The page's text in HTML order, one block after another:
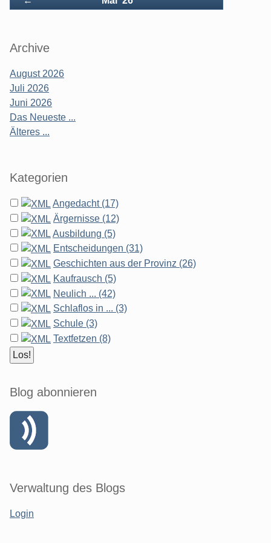
Archive
August 2026
Juli 2026
Juni 2026
Das Neueste ...
Älteres ...
Kategorien
Angedacht (17)
Ärgernisse (12)
Ausbildung (5)
Entscheidungen (31)
Geschichten aus der Provinz (26)
Kaufrausch (5)
Neulich ... (42)
Schlaflos in ... (3)
Schule (3)
Textfetzen (8)
Blog abonnieren
Verwaltung des Blogs
Login